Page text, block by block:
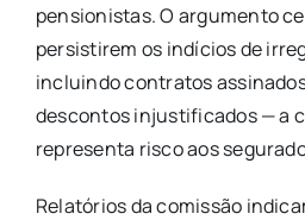
pensionistas. O argumento
persistirem os indícios de
incluindo contratos
descontos injustificados — a
representa risco aos
Relatórios da comissão